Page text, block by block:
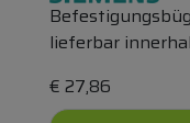
lieferbar
€ 27,86